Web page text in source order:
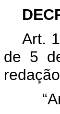
Art. 1
de 5